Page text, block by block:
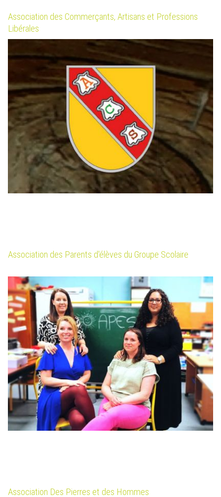
Association des Commerçants, Artisans et Professions
Libérales
Association des Parents d'élèves du Groupe Scolaire
Association Des Pierres et des Hommes